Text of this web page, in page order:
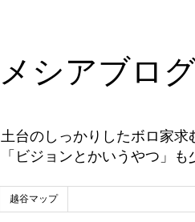
メシアブロ
土台のしっかりしたボロ家求
「ビジョンとかいうやつ」
越谷マップ